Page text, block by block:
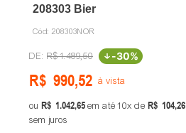
208303 Bier
Cód: 208303NOR
R$1.489,50 -30%
R$ 990,52 à vista
ou R$ 1.042,65em até10 de R$ 104,26
sem juros